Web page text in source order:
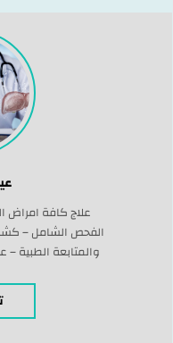
علاج كافة امراض
الفحص الشامل –
والمتابعة الطبية
(الربو الشعبى –
الكهربائى –